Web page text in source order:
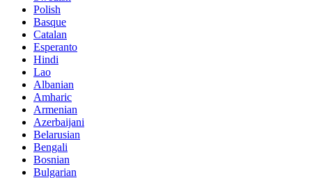
Polish
Basque
Catalan
Esperanto
Hindi
Lao
Albanian
Amharic
Armenian
Azerbaijani
Belarusian
Bengali
Bosnian
Bulgarian